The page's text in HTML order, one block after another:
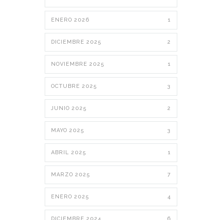
ENERO 2026 1
DICIEMBRE 2025 2
NOVIEMBRE 2025 1
OCTUBRE 2025 3
JUNIO 2025 2
MAYO 2025 3
ABRIL 2025 1
MARZO 2025 7
ENERO 2025 4